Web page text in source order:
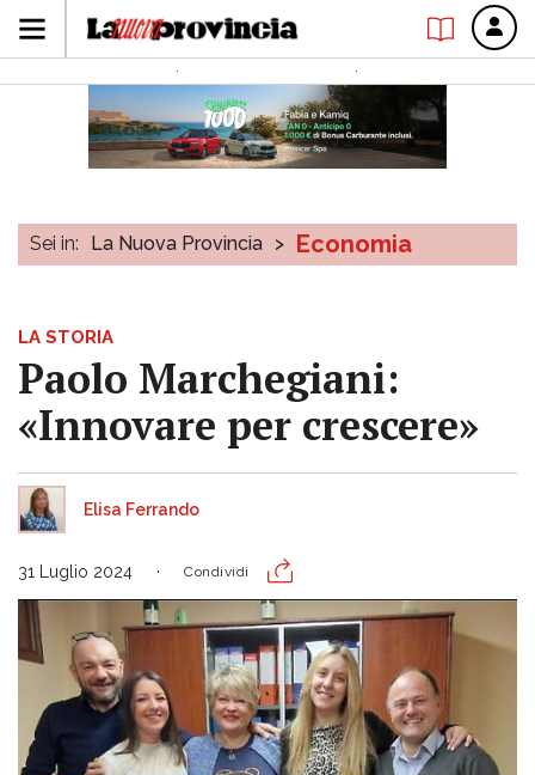
Sei in: La Nuova Provincia > Economia
LA STORIA
Paolo Marchegiani:
«Innovare per crescere»
Elisa Ferrando
31 Luglio 2024 Condividi